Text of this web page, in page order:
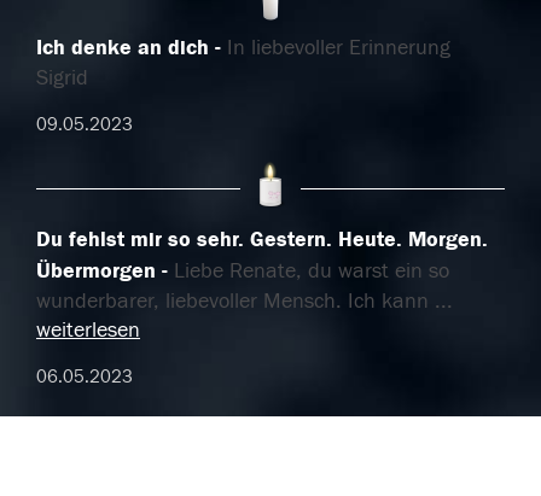
Ich denke an dich
In liebevoller Erinnerung
Sigrid
09.05.2023
Du fehlst mir so sehr. Gestern. Heute. Morgen.
Übermorgen
Liebe Renate, du warst ein so
wunderbarer, liebevoller Mensch. Ich kann ...
weiterlesen
06.05.2023